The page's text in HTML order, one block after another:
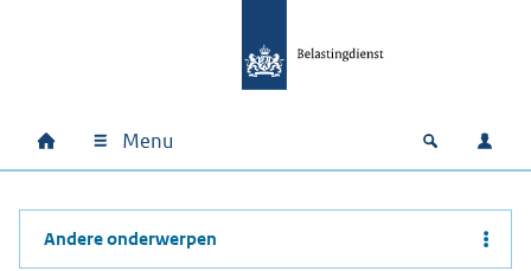
Hoofdnavigatie
Home Menu Open
Andere onderwerpen